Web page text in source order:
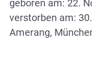
geboren am: 22.
verstorben am:
Amerang,